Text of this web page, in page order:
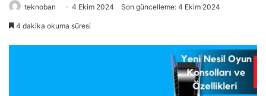
teknoban 4 Ekim 2024 Son güncelleme: 4 Ekim 2024
4 dakika okuma süresi